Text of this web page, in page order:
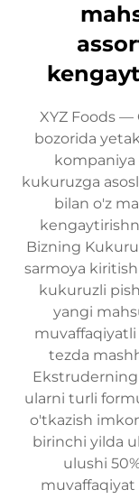
XYZ Foods —
bozorida
kukuruzga
bilan o'z
Bizning
sarmoya
kukuruzli
yangi
tezda
ularni turli
o'tkazish
birinchi yilda
ulushi